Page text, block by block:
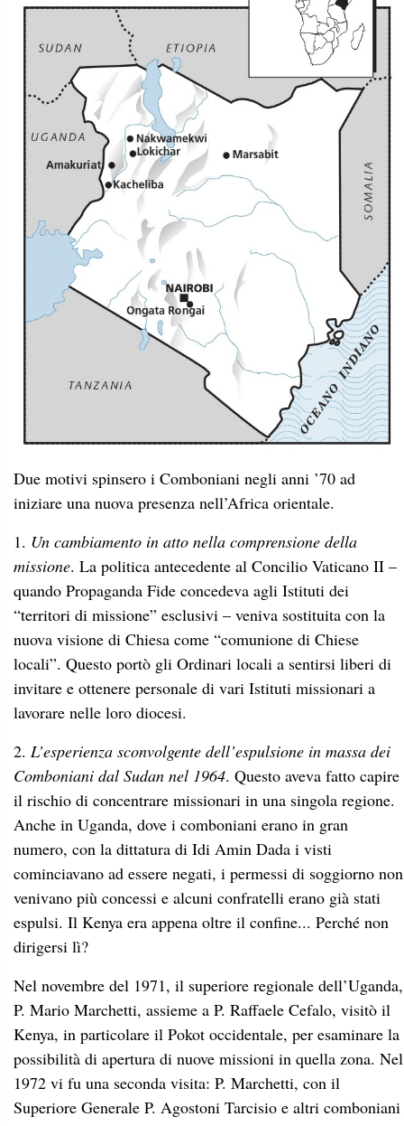
Due motivi spinsero i Comboniani negli anni ’70 ad
iniziare una nuova presenza nell’Africa orientale.
1. Un cambiamento in atto nella comprensione della
missione. La politica antecedente al Concilio Vaticano II –
quando Propaganda Fide concedeva agli Istituti dei
“territori di missione” esclusivi – veniva sostituita con la
nuova visione di Chiesa come “comunione di Chiese
locali”. Questo portò gli Ordinari locali a sentirsi liberi di
invitare e ottenere personale di vari Istituti missionari a
lavorare nelle loro diocesi.
2. L’esperienza sconvolgente dell’espulsione in massa dei
Comboniani dal Sudan nel 1964. Questo aveva fatto capire
il rischio di concentrare missionari in una singola regione.
Anche in Uganda, dove i comboniani erano in gran
numero, con la dittatura di Idi Amin Dada i visti
cominciavano ad essere negati, i permessi di soggiorno non
venivano più concessi e alcuni confratelli erano già stati
espulsi. Il Kenya era appena oltre il confine... Perché non
dirigersi lì?
Nel novembre del 1971, il superiore regionale dell’Uganda,
P. Mario Marchetti, assieme a P. Raffaele Cefalo, visitò il
Kenya, in particolare il Pokot occidentale, per esaminare la
possibilità di apertura di nuove missioni in quella zona. Nel
1972 vi fu una seconda visita: P. Marchetti, con il
Superiore Generale P. Agostoni Tarcisio e altri comboniani